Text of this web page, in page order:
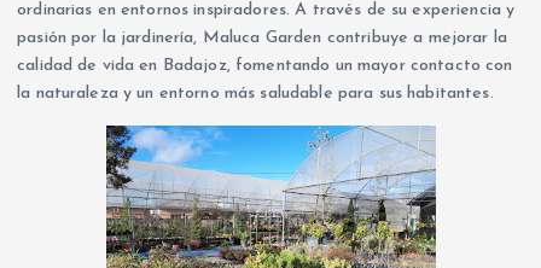
ordinarias en entornos inspiradores. A través de su experiencia y
pasión por la jardinería, Maluca Garden contribuye a mejorar la
calidad de vida en Badajoz, fomentando un mayor contacto con
la naturaleza y un entorno más saludable para sus habitantes.